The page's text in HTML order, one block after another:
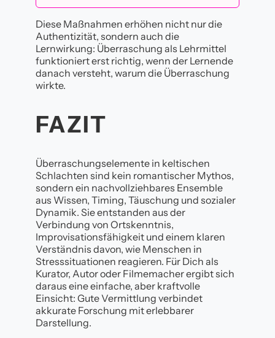
Diese Maßnahmen erhöhen nicht nur die
Authentizität, sondern auch die
Lernwirkung: Überraschung als Lehrmittel
funktioniert erst richtig, wenn der Lernende
danach versteht, warum die Überraschung
wirkte.
FAZIT
Überraschungselemente in keltischen
Schlachten sind kein romantischer Mythos,
sondern ein nachvollziehbares Ensemble
aus Wissen, Timing, Täuschung und sozialer
Dynamik. Sie entstanden aus der
Verbindung von Ortskenntnis,
Improvisationsfähigkeit und einem klaren
Verständnis davon, wie Menschen in
Stresssituationen reagieren. Für Dich als
Kurator, Autor oder Filmemacher ergibt sich
daraus eine einfache, aber kraftvolle
Einsicht: Gute Vermittlung verbindet
akkurate Forschung mit erlebbarer
Darstellung.